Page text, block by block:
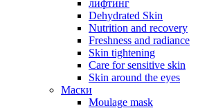
лифтинг
Dehydrated Skin
Nutrition and recovery
Freshness and radiance
Skin tightening
Care for sensitive skin
Skin around the eyes
Маски
Moulage mask